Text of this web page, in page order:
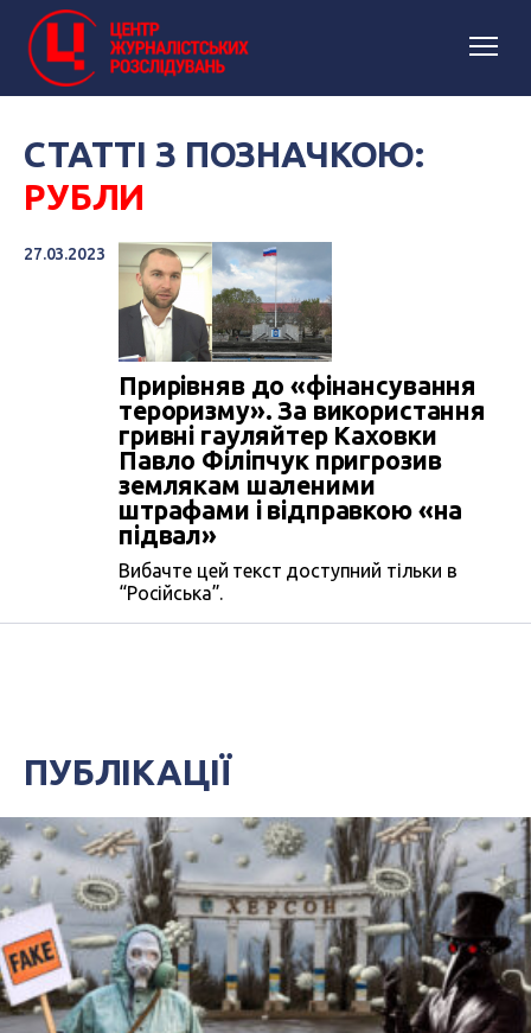
СТАТТІ З ПОЗНАЧКОЮ:
РУБЛИ
27.03.2023
Прирівняв до «фінансування
тероризму». За використання
гривні гауляйтер Каховки
Павло Філіпчук пригрозив
землякам шаленими
штрафами і відправкою «на
підвал»
Вибачте цей текст доступний тільки в
“Російська”.
ПУБЛІКАЦІЇ